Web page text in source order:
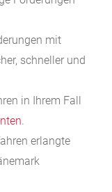
mit
schneller und
in Ihrem Fall
.
erlangte